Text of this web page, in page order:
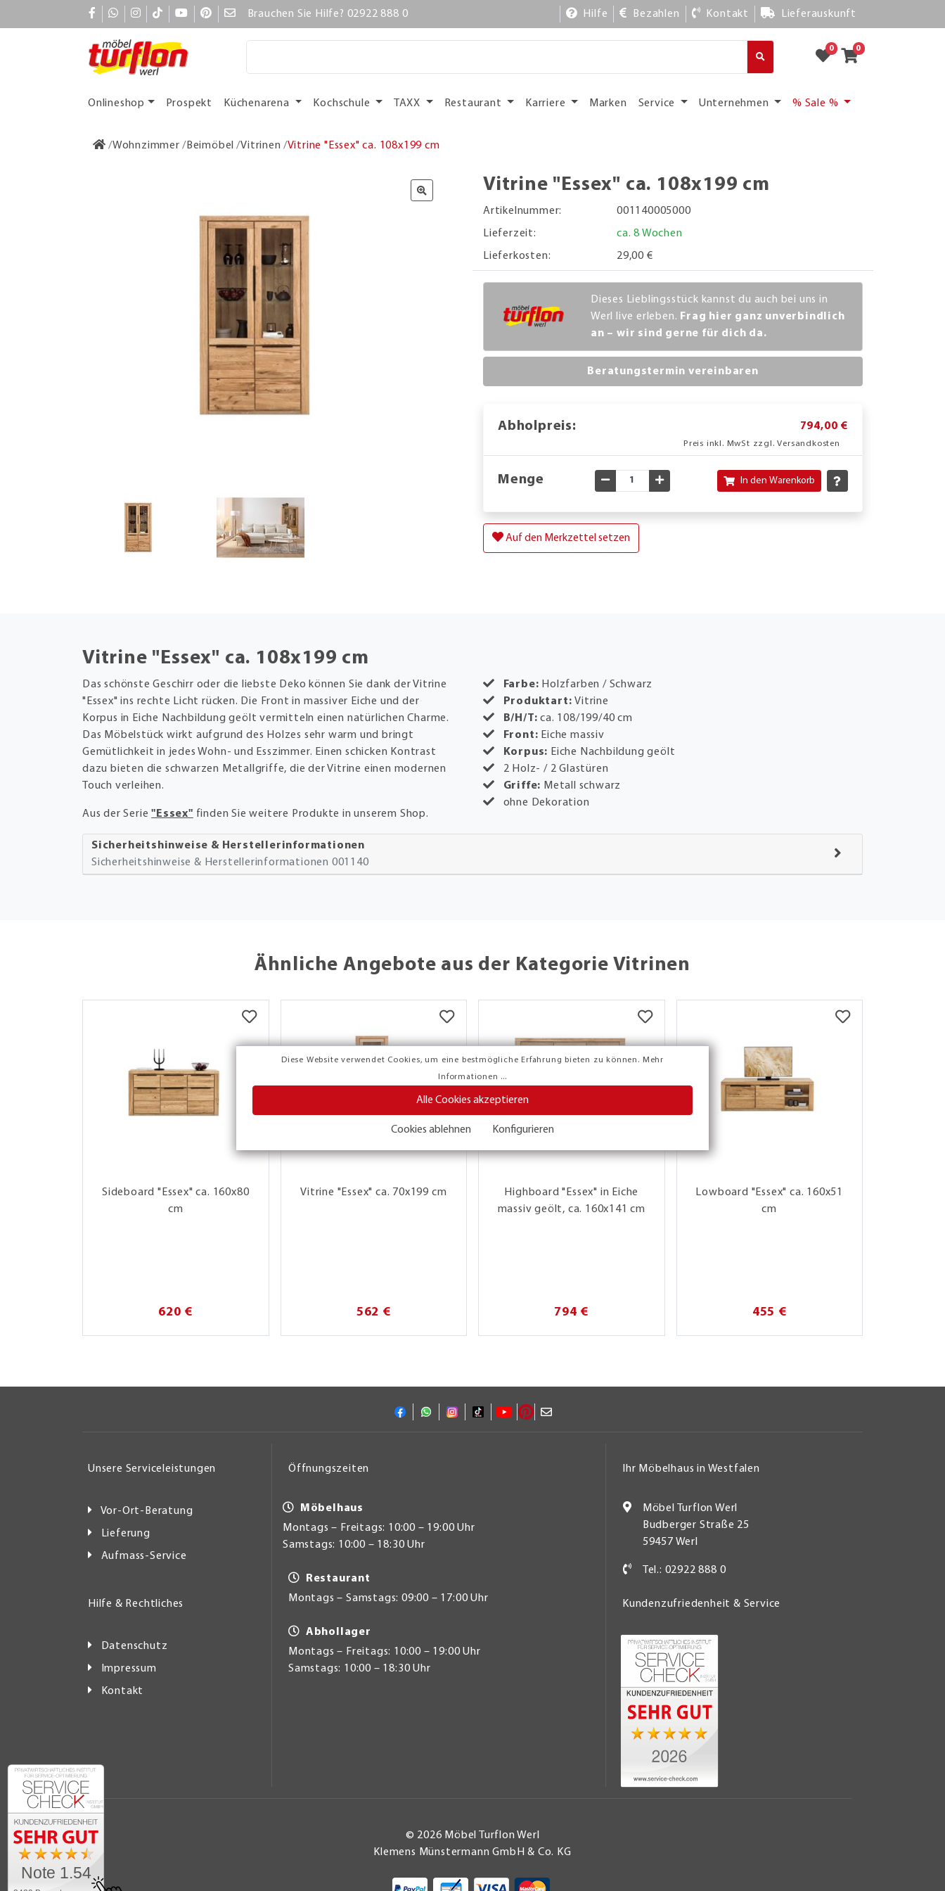
Diese Website verwendet Cookies, um eine bestmögliche Erfahrung bieten zu können. Mehr
Informationen ...
Alle Cookies akzeptieren
Cookies ablehnen Konfigurieren
Brauchen Sie Hilfe? 02922 888 0 Hilfe Bezahlen Kontakt Lieferauskunft
0 0
Onlineshop Prospekt Küchenarena Kochschule TAXX Restaurant Karriere Marken Service Unternehmen % Sale %
Wohnzimmer Beimöbel Vitrinen Vitrine "Essex" ca. 108x199 cm
Vitrine "Essex" ca. 108x199 cm
Artikelnummer:
001140005000
Lieferzeit:
ca. 8 Wochen
Lieferkosten:
29,00 €
Dieses Lieblingsstück kannst du auch bei uns in
Werl live erleben. Frag hier ganz unverbindlich
an – wir sind gerne für dich da.
Beratungstermin vereinbaren
Abholpreis: 794,00 €
Preis inkl. MwSt zzgl. Versandkosten
Menge Gewünschte Menge verringern
Gewünschte Menge erhöhen
In den Warenkorb
Auf den Merkzettel setzen
Vitrine "Essex" ca. 108x199 cm
Das schönste Geschirr oder die liebste Deko können Sie dank der Vitrine
"Essex" ins rechte Licht rücken. Die Front in massiver Eiche und der
Korpus in Eiche Nachbildung geölt vermitteln einen natürlichen Charme.
Das Möbelstück wirkt aufgrund des Holzes sehr warm und bringt
Gemütlichkeit in jedes Wohn- und Esszimmer. Einen schicken Kontrast
dazu bieten die schwarzen Metallgriffe, die der Vitrine einen modernen
Touch verleihen.
Aus der Serie"Essex" finden Sie weitere Produkte in unserem Shop.
Farbe: Holzfarben / Schwarz
Produktart:Vitrine
B/H/T:ca. 108/199/40 cm
Front: Eiche massiv
Korpus: Eiche Nachbildung geölt
2 Holz- / 2 Glastüren
Griffe: Metall schwarz
ohne Dekoration
Sicherheitshinweise & Herstellerinformationen
Sicherheitshinweise & Herstellerinformationen 001140
Ähnliche Angebote aus der Kategorie Vitrinen
Sideboard "Essex" ca. 160x80
cm
620 €
Vitrine "Essex" ca. 70x199 cm
562 €
Highboard "Essex" in Eiche
massiv geölt, ca. 160x141 cm
794 €
Lowboard "Essex" ca. 160x51
cm
455 €
Unsere Serviceleistungen
Vor-Ort-Beratung
Lieferung
Aufmass-Service
Hilfe & Rechtliches
Datenschutz
Impressum
Kontakt
Öffnungszeiten
Möbelhaus
Montags – Freitags: 10:00 – 19:00 Uhr
Samstags: 10:00 – 18:30 Uhr
Restaurant
Montags – Samstags: 09:00 – 17:00 Uhr
Abhollager
Montags – Freitags: 10:00 – 19:00 Uhr
Samstags: 10:00 – 18:30 Uhr
Ihr Möbelhaus in Westfalen
Möbel Turflon Werl
Budberger Straße 25
59457 Werl
Tel.: 02922 888 0
Kundenzufriedenheit & Service
© 2026 Möbel Turflon Werl
Klemens Münstermann GmbH & Co. KG
Note 1.54